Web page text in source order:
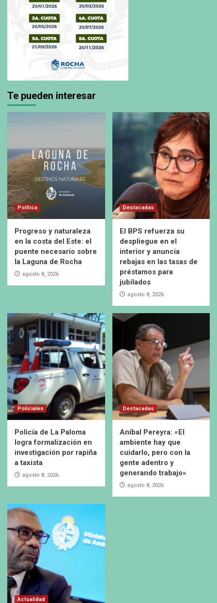
Te pueden interesar
Política
Progreso y naturaleza
en la costa del Este: el
puente necesario sobre
la Laguna de Rocha
agosto 8, 2026
Destacadas
El BPS refuerza su
despliegue en el
interior y anuncia
rebajas en las tasas de
préstamos para
jubilados
agosto 8, 2026
Policiales
Policía de La Paloma
logra formalización en
investigación por rapiña
a taxista
agosto 8, 2026
Destacadas
Aníbal Pereyra: «El
ambiente hay que
cuidarlo, pero con la
gente adentro y
generando trabajo»
agosto 8, 2026
Actualidad